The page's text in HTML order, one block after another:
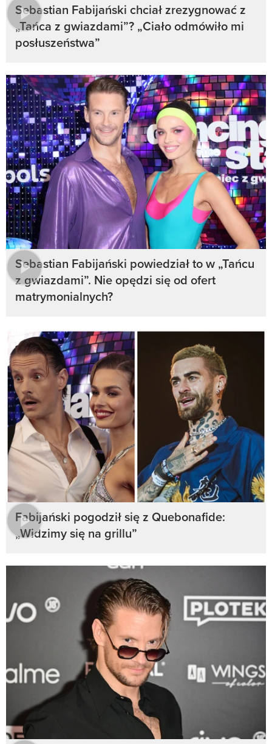
Sebastian Fabijański chciał zrezygnować z
„Tańca z gwiazdami”? „Ciało odmówiło mi
posłuszeństwa”
Sebastian Fabijański powiedział to w „Tańcu
z gwiazdami”. Nie opędzi się od ofert
matrymonialnych?
Fabijański pogodził się z Quebonafide:
„Widzimy się na grillu”